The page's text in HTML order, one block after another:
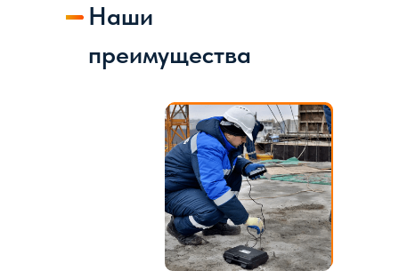
Наши
преимущества